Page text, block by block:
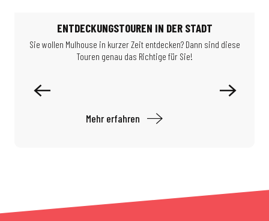
ENTDECKUNGSTOUREN IN DER STADT
Sie wollen Mulhouse in kurzer Zeit entdecken? Dann sind diese
Touren genau das Richtige für Sie!
Mehr erfahren